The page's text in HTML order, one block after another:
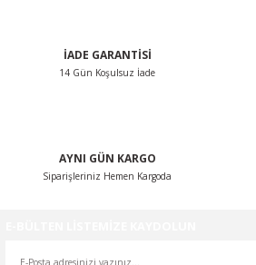
İADE GARANTİSİ
14 Gün Koşulsuz İade
AYNI GÜN KARGO
Siparişleriniz Hemen Kargoda